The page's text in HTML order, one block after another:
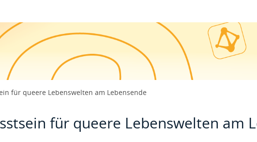
für queere Lebenswelten am Lebensende
für queere Lebenswelten am
bis 16:30 Uhr